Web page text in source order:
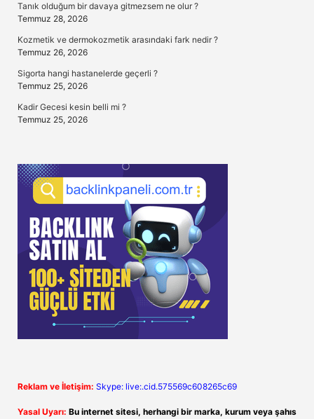
Tanık olduğum bir davaya gitmezsem ne olur ?
Temmuz 28, 2026
Kozmetik ve dermokozmetik arasındaki fark nedir ?
Temmuz 26, 2026
Sigorta hangi hastanelerde geçerli ?
Temmuz 25, 2026
Kadir Gecesi kesin belli mi ?
Temmuz 25, 2026
Reklam ve İletişim: Skype: live:.cid.575569c608265c69
Yasal Uyarı: Bu internet sitesi, herhangi bir marka, kurum veya şahıs